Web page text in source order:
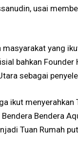
usai
yang
bahkan Founder
sebagai
ikut menyerahkan
Bendera
Tuan Rumah